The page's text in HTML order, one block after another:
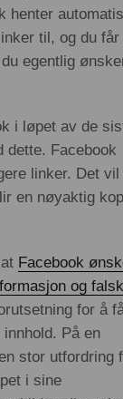
henter
til, og du får
egentlig
i løpet av de
dette. Facebook
linker. Det
en nøyaktig
Facebook
og
for å
På en
stor utfordring
i sine